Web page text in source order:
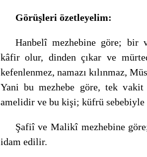
Görüşleri özetleyelim:
Hanbelî mezhebine göre; bir
kâfir olur, dinden çıkar ve
kefenlenmez, namazı kılınmaz,
Yani bu mezhebe göre, tek
amelidir ve bu kişi; küfrü sebebiyle
Şafiî ve Malikî mezhebine
idam edilir.